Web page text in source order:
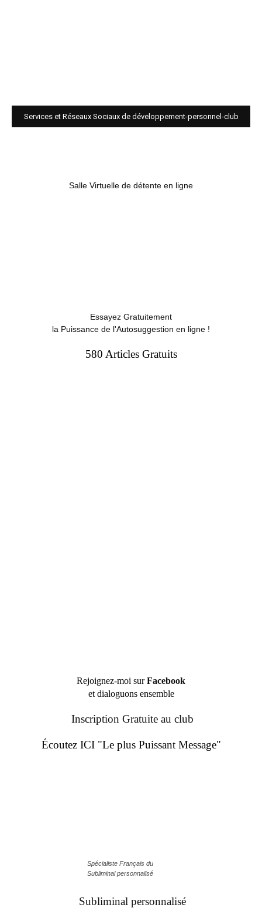
Services et Réseaux Sociaux de développement-personnel-club
Salle Virtuelle de détente en ligne
Essayez Gratuitement
la Puissance de l'Autosuggestion en ligne !
580 Articles Gratuits
Rejoignez-moi surFacebook
et dialoguons ensemble
Inscription Gratuite au club
Écoutez ICI "Le plus Puissant Message"
Spécialiste Français du
Subliminal personnalisé
Subliminal personnalisé